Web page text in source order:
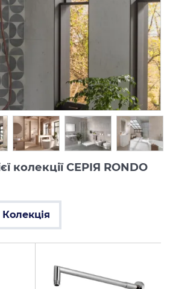
колекції СЕРІЯ RONDO
Колекція